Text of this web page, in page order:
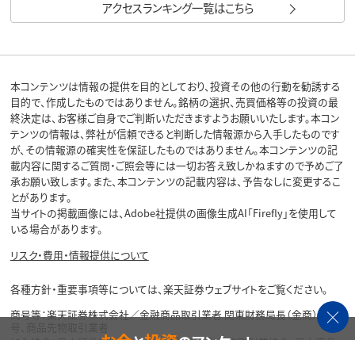
アクセスランキング一覧はこちら
本コンテンツは情報の提供を目的としており、投資その他の行動を勧誘する
目的で、作成したものではありません。銘柄の選択、売買価格等の投資の最
終決定は、お客様ご自身でご判断いただきますようお願いいたします。本コン
テンツの情報は、弊社が信頼できると判断した情報源から入手したものです
が、その情報源の確実性を保証したものではありません。本コンテンツの記
載内容に関するご質問・ご照会等には一切お答え致しかねますので予めご了
承お願い致します。また、本コンテンツの記載内容は、予告なしに変更するこ
とがあります。
当サイトの掲載画像には、Adobe社提供の画像生成AI「Firefly」を使用して
いる場合があります。
リスク・費用・情報提供について
各種方針・重要事項等については、楽天証券ウェブサイトをご覧ください。
商号等：楽天証券株式会社／金融商品取引業者 関東財務局長（金商）第195